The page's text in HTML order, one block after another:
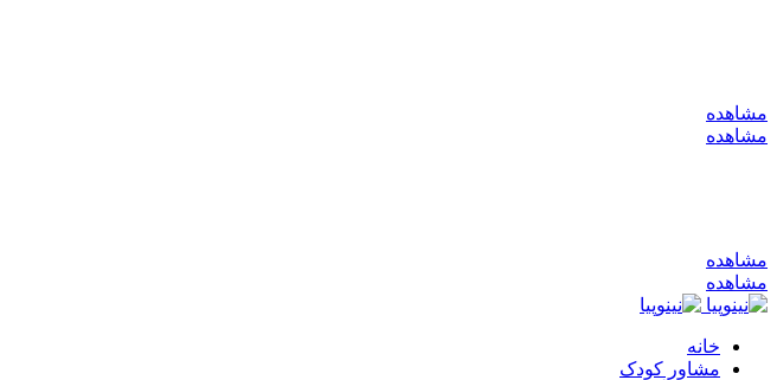
مشاهده
مشاهده
مشاهده
مشاهده
خانه
مشاور کودک